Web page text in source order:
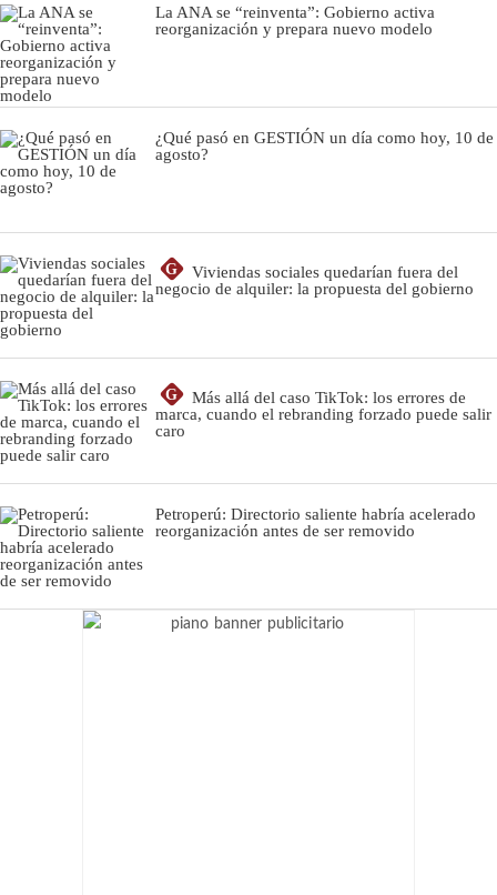
La ANA se “reinventa”: Gobierno activa
reorganización y prepara nuevo modelo
¿Qué pasó en GESTIÓN un día como hoy, 10 de
agosto?
G
Viviendas sociales quedarían fuera del
negocio de alquiler: la propuesta del gobierno
G
Más allá del caso TikTok: los errores de
marca, cuando el rebranding forzado puede salir
caro
Petroperú: Directorio saliente habría acelerado
reorganización antes de ser removido